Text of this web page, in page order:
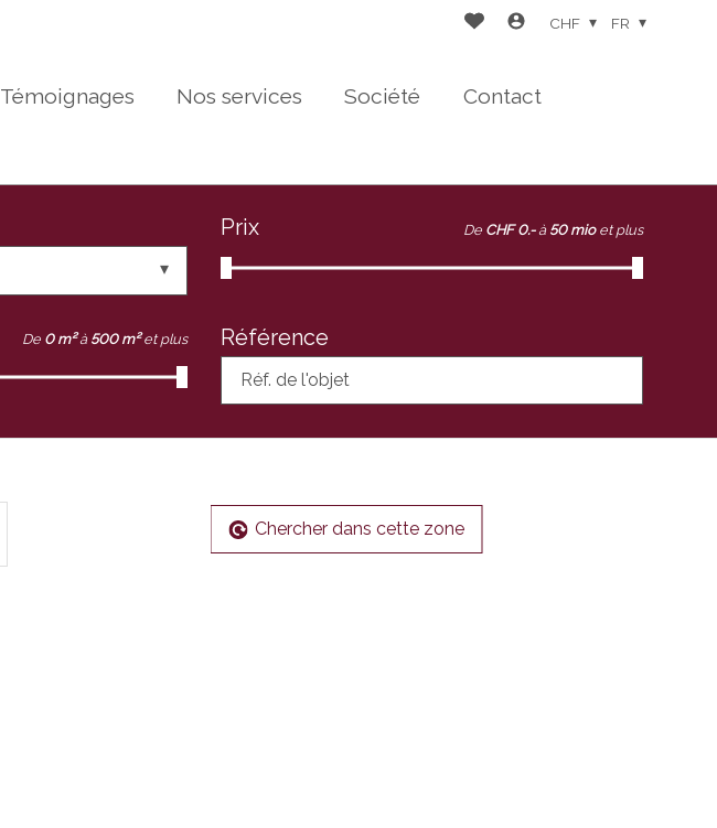
Témoignages Nos services Société Contact
CHF FR
Prix De CHF 0.- à 50 mio et plus
De 0 m² à 500 m² et plus Référence
Réf. de l'objet
Chercher dans cette zone